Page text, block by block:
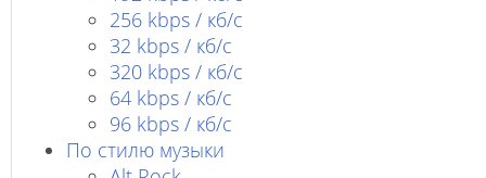
256 kbps / кб/с
32 kbps / кб/c
320 kbps / кб/с
64 kbps / кб/c
96 kbps / кб/c
По стилю музыки